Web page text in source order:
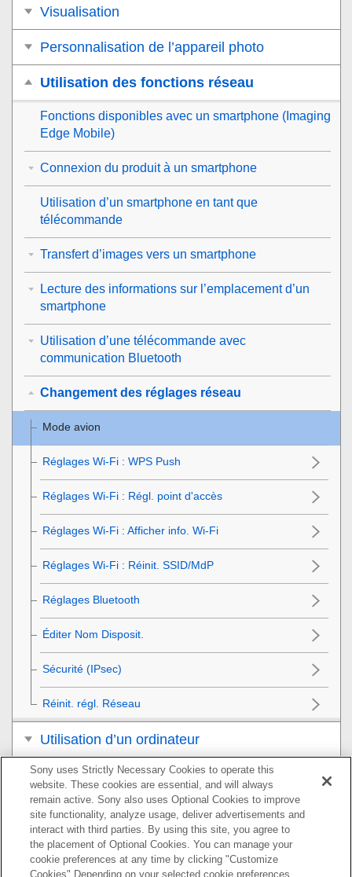
Visualisation
Personnalisation de l’appareil photo
Utilisation des fonctions réseau
Fonctions disponibles avec un smartphone (Imaging
Edge Mobile)
Connexion du produit à un smartphone
Utilisation d’un smartphone en tant que
télécommande
Transfert d’images vers un smartphone
Lecture des informations sur l’emplacement d’un
smartphone
Utilisation d’une télécommande avec
communication Bluetooth
Changement des réglages réseau
Mode avion
Réglages Wi-Fi : WPS Push
Réglages Wi-Fi : Régl. point d'accès
Réglages Wi-Fi : Afficher info. Wi-Fi
Réglages Wi-Fi : Réinit. SSID/MdP
Réglages Bluetooth
Éditer Nom Disposit.
Sécurité (IPsec)
Réinit. régl. Réseau
Utilisation d’un ordinateur
Liste des éléments du MENU
Précautions/Le produit
Si vous avez des problèmes
Sony uses Strictly Necessary Cookies to operate this
website. These cookies are essential, and will always
remain active. Sony also uses Optional Cookies to improve
site functionality, analyze usage, deliver advertisements and
interact with third parties. By using this site, you agree to
the placement of Optional Cookies. You can manage your
cookie preferences at any time by clicking "Customize
Cookies" Depending on your selected cookie preferences,